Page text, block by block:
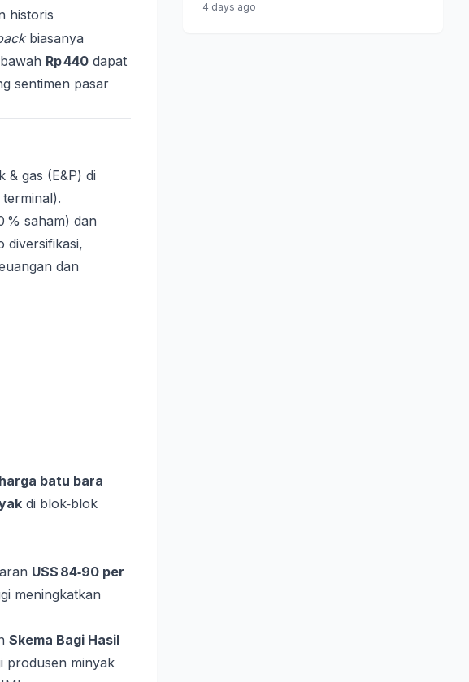
historis
biasanya
Rp 440 dapat
sentimen pasar
& gas (E&P) di
% saham) dan
diversifikasi,
dan
batu bara
di blok‑blok
US$ 84‑90 per
meningkatkan
Skema Bagi Hasil
produsen minyak
4 days ago